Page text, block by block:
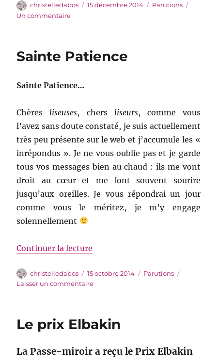
Auteur
christelledabos
Publié
15 décembre 2014 Catégories
Parutions
Un commentairesur
Sainte Patience
Sainte Patience…
Chères liseuses, chers liseurs, comme vous
l’avez sans doute constaté, je suis actuellement
très peu présente sur le web et j’accumule les «
inrépondus ». Je ne vous oublie pas et je garde
tous vos messages bien au chaud : ils me vont
droit au cœur et me font souvent sourire
jusqu’aux oreilles. Je vous répondrai un jour
comme vous le méritez, je m’y engage
solennellement
Continuer la lecture
Auteur
christelledabos
Publié
le
15 octobre 2014 Catégories
Parutions
Laisser un commentairesur
Le prix Elbakin
La Passe-miroir a reçu le Prix Elbakin